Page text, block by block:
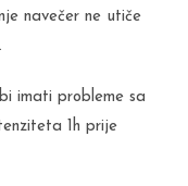
navečer ne utiče
imati probleme sa
1h prije